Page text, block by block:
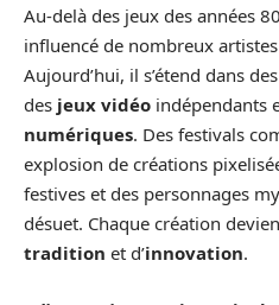
Au-delà des jeux des années
influencé de nombreux
Aujourd’hui, il s’étend dans des
des jeux vidéo indépendants
numériques. Des festivals
explosion de créations
festives et des personnages
désuet. Chaque création
tradition et d’innovation.